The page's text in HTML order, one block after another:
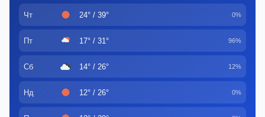
Чт 24° / 39° 0%
Пт 17° / 31° 96%
Сб 14° / 26° 12%
Нд 12° / 26° 0%